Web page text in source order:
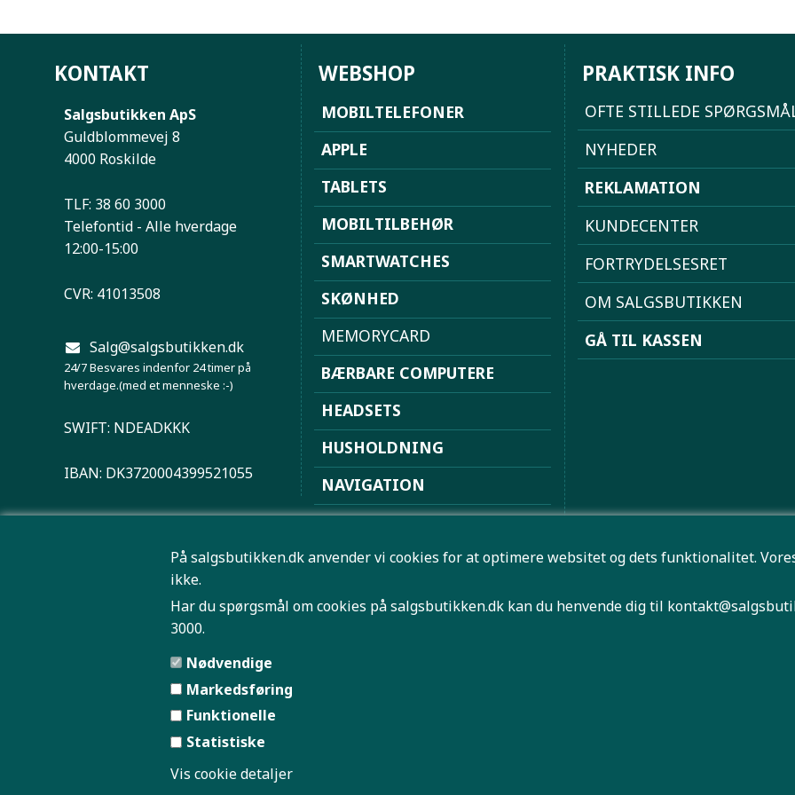
På salgsbutikken.dk anvender vi cookies for at optimere websitet og dets funktionalitet.
ikke.
Har du spørgsmål om cookies på salgsbutikken.dk kan du henvende dig til
3000.
Nødvendige
Markedsføring
Funktionelle
Statistiske
Vis cookie detaljer
KONTAKT
Salgsbutikken ApS
Guldblommevej 8
4000 Roskilde
TLF: 38 60 3000
Telefontid - Alle hverdage
12:00-15:00
CVR: 41013508
Salg@salgsbutikken.dk
24/7 Besvares indenfor 24 timer på
hverdage.(med et menneske :-)
SWIFT: NDEADKKK
IBAN: DK3720004399521055
WEBSHOP
MOBILTELEFONER
APPLE
TABLETS
MOBILTILBEHØR
SMARTWATCHES
SKØNHED
MEMORYCARD
BÆRBARE COMPUTERE
HEADSETS
HUSHOLDNING
NAVIGATION
PLAYSTATION
ROBOTSTØVSUGERE
SPORT OG FRITID
PRAKTISK INFO
OFTE STILLEDE
NYHEDER
REKLAMATION
KUNDECENTER
FORTRYDELSESRET
OM SALGSBUTIKKEN
GÅ TIL KASSEN